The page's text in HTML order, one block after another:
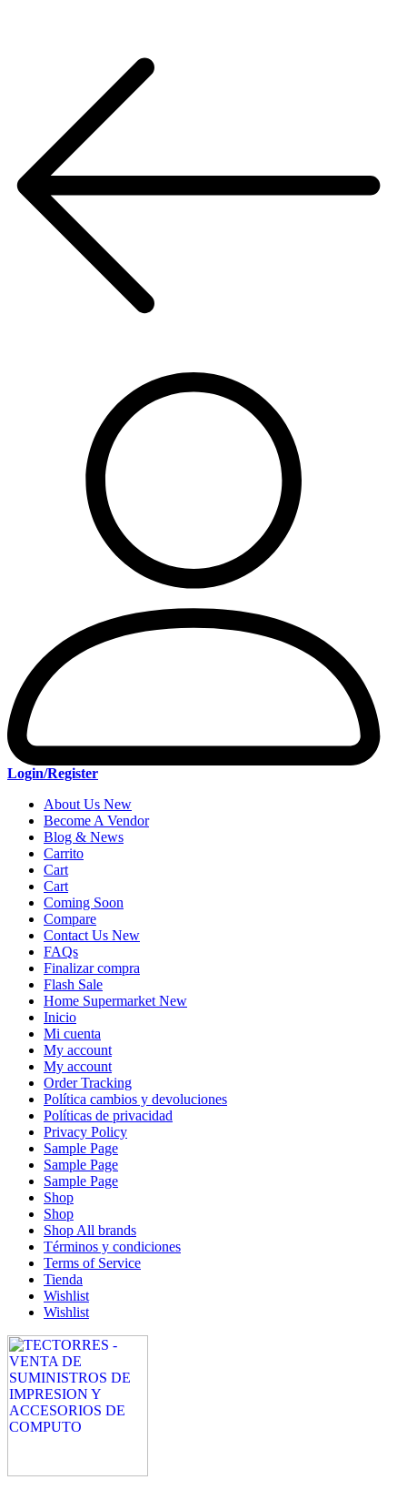
Login/Register
About Us New
Become A Vendor
Blog & News
Carrito
Cart
Cart
Coming Soon
Compare
Contact Us New
FAQs
Finalizar compra
Flash Sale
Home Supermarket New
Inicio
Mi cuenta
My account
My account
Order Tracking
Política cambios y devoluciones
Políticas de privacidad
Privacy Policy
Sample Page
Sample Page
Sample Page
Shop
Shop
Shop All brands
Términos y condiciones
Terms of Service
Tienda
Wishlist
Wishlist